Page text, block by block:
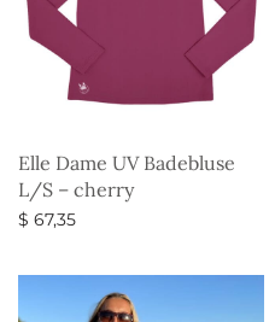
Elle Dame UV Badebluse
L/S – cherry
$ 67,35